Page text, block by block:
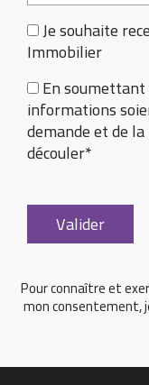
Je souhaite
Immobilier
En
informations
demande et de
découler*
Pour connaître et
mon consentement,